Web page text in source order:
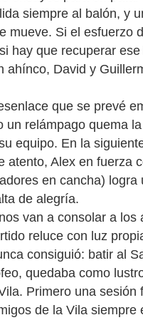
siempre al balón, y
mueve. Si el esfuerzo
hay que recuperar
ahínco, David y
que se prevé
relámpago quema
equipo. En la
atento, Alex en fuerza
en cancha)
de alegría.
van a consolar a los
reluce con luz
consiguió: batir al
quedaba como
Primero una sesión
de la Vila siempre